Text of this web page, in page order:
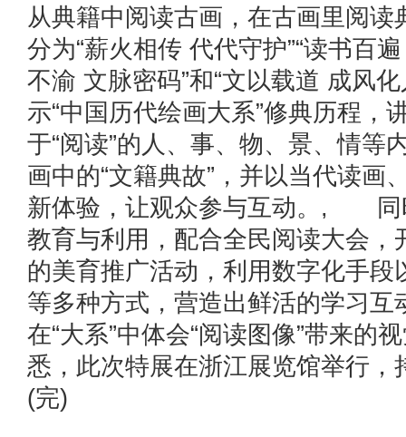
从典籍中阅读古画，在古画里
分为“薪火相传 代代守护”“读书百
不渝 文脉密码”和“文以载道 成风
示“中国历代绘画大系”修典历程，
于“阅读”的人、事、物、景、情等
画中的“文籍典故”，并以当代读画
新体验，让观众参与互动。, 同
教育与利用，配合全民阅读大会，
的美育推广活动，利用数字化手段
等多种方式，营造出鲜活的学习互
在“大系”中体会“阅读图像”带来
悉，此次特展在浙江展览馆举行，
(完)